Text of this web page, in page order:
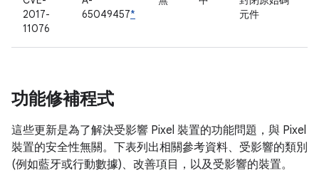
2017-
11076
65049457*
元件
功能修補程式
這些更新是為了解決受影響 Pixel 裝置的功能問題，與 Pixel
裝置的安全性無關。下表列出相關參考資料、受影響的類別
(例如藍牙或行動數據)、改善項目，以及受影響的裝置。